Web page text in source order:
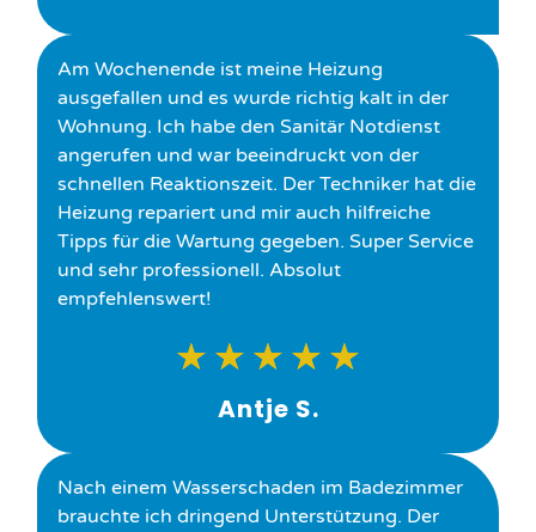
Am Wochenende ist meine Heizung
ausgefallen und es wurde richtig kalt in der
Wohnung. Ich habe den Sanitär Notdienst
angerufen und war beeindruckt von der
schnellen Reaktionszeit. Der Techniker hat die
Heizung repariert und mir auch hilfreiche
Tipps für die Wartung gegeben. Super Service
und sehr professionell. Absolut
empfehlenswert!
★ ★ ★ ★ ★
Antje S.
Nach einem Wasserschaden im Badezimmer
brauchte ich dringend Unterstützung. Der